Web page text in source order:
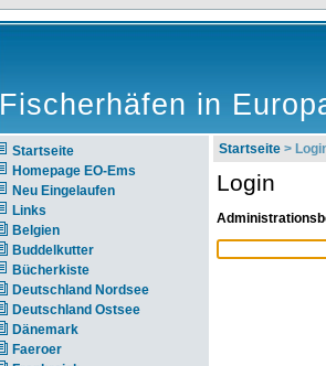
Fischerhäfen in
Startseite
Homepage EO-Ems
Neu Eingelaufen
Links
Belgien
Buddelkutter
Bücherkiste
Deutschland Nordsee
Deutschland Ostsee
Dänemark
Faeroer
Startseite >
Login